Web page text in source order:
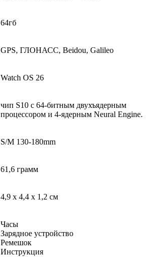
64гб
GPS, ГЛОНАСС, Beidou, Galileo
Watch OS 26
чип S10 с 64‑битным двухъядерным
процессором и 4‑ядерным Neural Engine.
S/M 130-180mm
61,6 грамм
4,9 x 4,4 x 1,2 см
Часы
Зарядное устройство
Ремешок
Инструкция